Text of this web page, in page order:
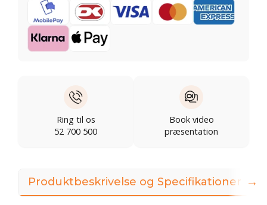
Ring til os
52 700 500
Book video
præsentation
Produktbeskrivelse og Specifikationer →